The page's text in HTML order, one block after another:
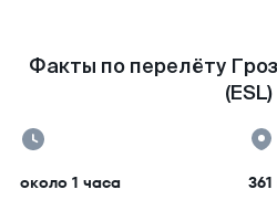
Факты по перелёту
(ESL)
около 1 часа